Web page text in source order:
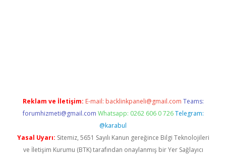
Reklam ve İletişim: E-mail: backlinkpaneli@gmail.com Teams:
forumhizmeti@gmail.com Whatsapp: 0262 606 0 726 Telegram:
@karabul
Yasal Uyarı: Sitemiz, 5651 Sayılı Kanun gereğince Bilgi Teknolojileri
ve İletişim Kurumu (BTK) tarafından onaylanmış bir Yer Sağlayıcı